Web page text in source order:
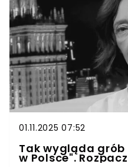
01.11.2025 07:52
Tak wygląda
w Polsce".